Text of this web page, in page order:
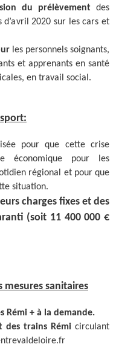
du prélèvement des
2020 sur les cars et
les personnels soignants,
et apprenants en santé
en travail social.
pour que cette crise
économique pour les
régional et pour que
situation.
charges fixes et des
(soit 11 400 000 €
sanitaires
Rémi + à la demande.
des trains Rémi circulant